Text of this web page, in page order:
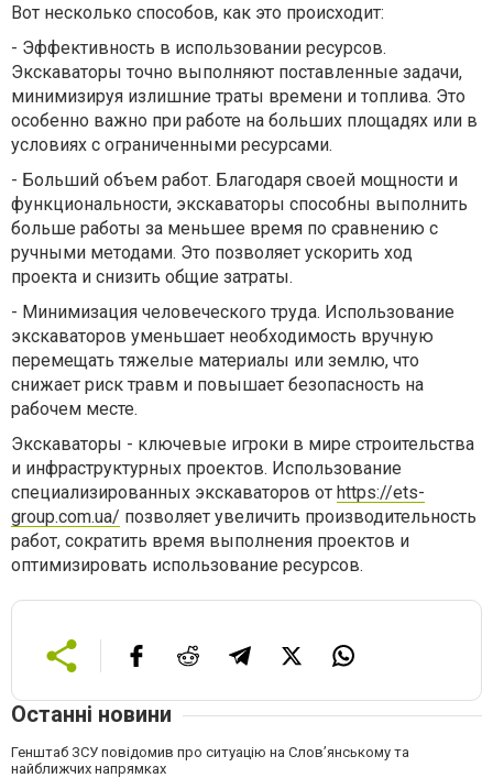
Вот несколько способов, как это происходит:
- Эффективность в использовании ресурсов.
Экскаваторы точно выполняют поставленные задачи,
минимизируя излишние траты времени и топлива. Это
особенно важно при работе на больших площадях или в
условиях с ограниченными ресурсами.
- Больший объем работ. Благодаря своей мощности и
функциональности, экскаваторы способны выполнить
больше работы за меньшее время по сравнению с
ручными методами. Это позволяет ускорить ход
проекта и снизить общие затраты.
- Минимизация человеческого труда. Использование
экскаваторов уменьшает необходимость вручную
перемещать тяжелые материалы или землю, что
снижает риск травм и повышает безопасность на
рабочем месте.
Экскаваторы - ключевые игроки в мире строительства
и инфраструктурных проектов. Использование
специализированных экскаваторов от https://ets-
group.com.ua/ позволяет увеличить производительность
работ, сократить время выполнения проектов и
оптимизировать использование ресурсов.
Останні новини
Генштаб ЗСУ повідомив про ситуацію на Слов’янському та
найближчих напрямках